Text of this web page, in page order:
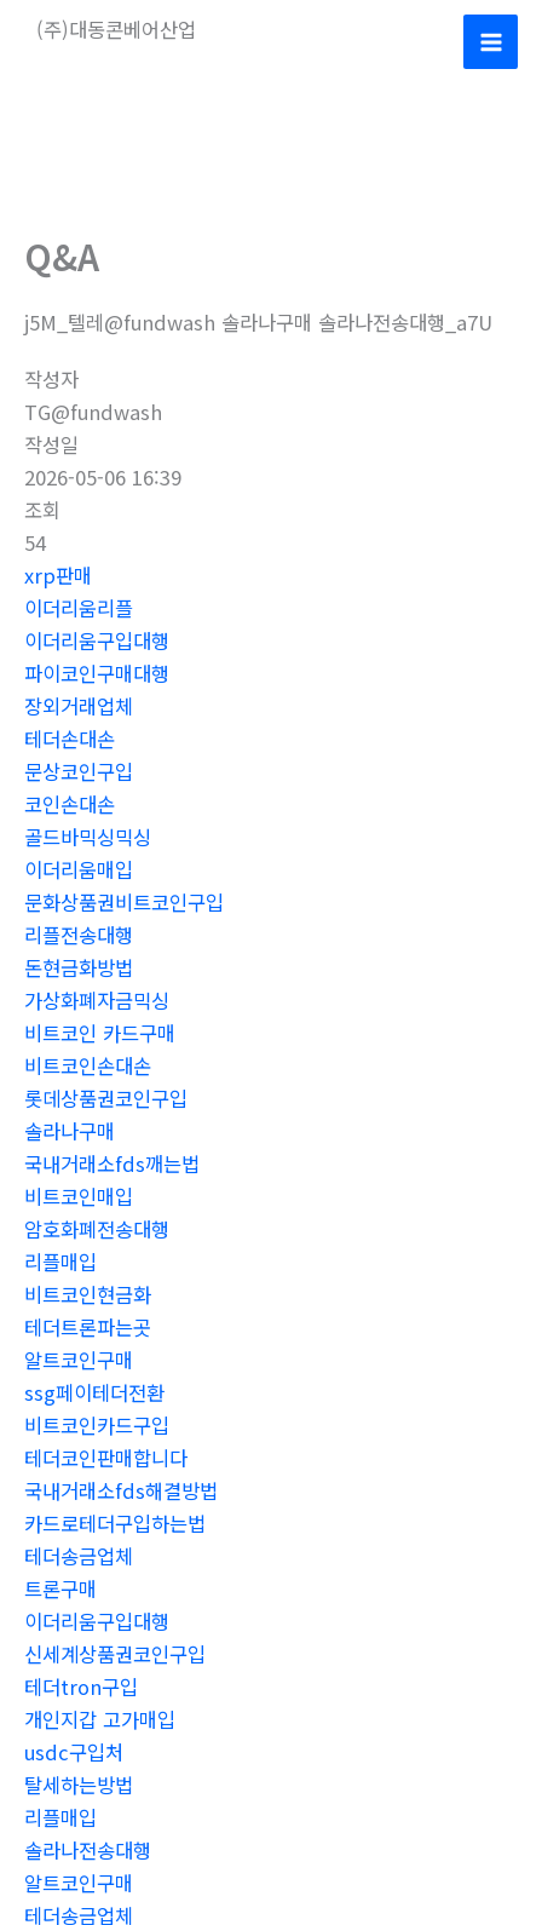
(주)대동콘베어산업
Main
Q&A
j5M_텔레@fundwash 솔라나구매 솔라나전송대행_a7U
작성자
TG@fundwash
작성일
2026-05-06 16:39
조회
54
xrp판매
이더리움리플
이더리움구입대행
파이코인구매대행
장외거래업체
테더손대손
문상코인구입
코인손대손
골드바믹싱믹싱
이더리움매입
문화상품권비트코인구입
리플전송대행
돈현금화방법
가상화폐자금믹싱
비트코인 카드구매
비트코인손대손
롯데상품권코인구입
솔라나구매
국내거래소fds깨는법
비트코인매입
암호화폐전송대행
리플매입
비트코인현금화
테더트론파는곳
알트코인구매
ssg페이테더전환
비트코인카드구입
테더코인판매합니다
국내거래소fds해결방법
카드로테더구입하는법
테더송금업체
트론구매
이더리움구입대행
신세계상품권코인구입
테더tron구입
개인지갑 고가매입
usdc구입처
탈세하는방법
리플매입
솔라나전송대행
알트코인구매
테더송금업체